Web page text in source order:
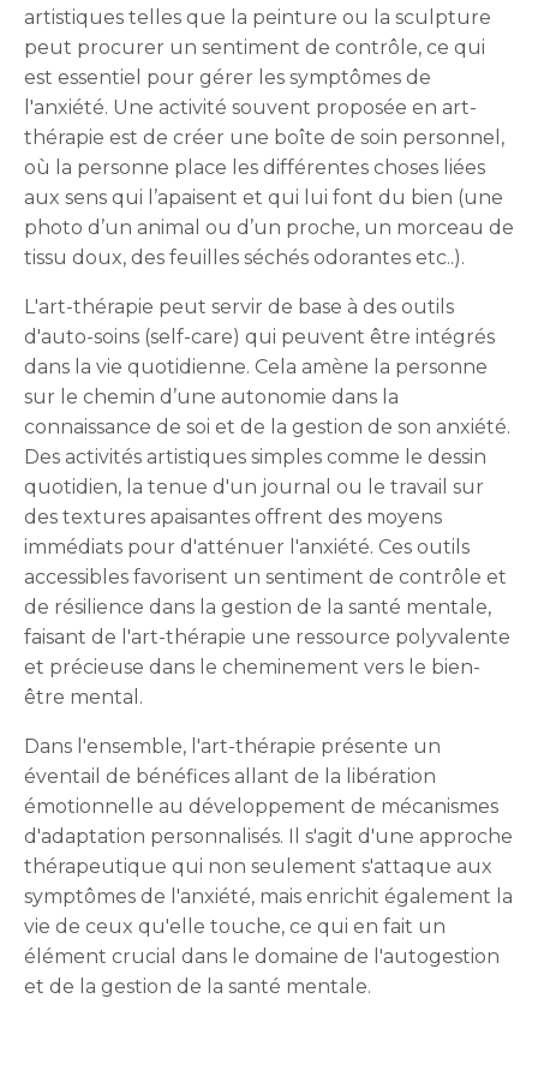
artistiques telles que la peinture ou la sculpture
peut procurer un sentiment de contrôle, ce qui
est essentiel pour gérer les symptômes de
l'anxiété. Une activité souvent proposée en art-
thérapie est de créer une boîte de soin personnel,
où la personne place les différentes choses liées
aux sens qui l’apaisent et qui lui font du bien (une
photo d’un animal ou d’un proche, un morceau de
tissu doux, des feuilles séchés odorantes etc..).
L'art-thérapie peut servir de base à des outils
d'auto-soins (self-care) qui peuvent être intégrés
dans la vie quotidienne. Cela amène la personne
sur le chemin d’une autonomie dans la
connaissance de soi et de la gestion de son anxiété.
Des activités artistiques simples comme le dessin
quotidien, la tenue d'un journal ou le travail sur
des textures apaisantes offrent des moyens
immédiats pour d'atténuer l'anxiété. Ces outils
accessibles favorisent un sentiment de contrôle et
de résilience dans la gestion de la santé mentale,
faisant de l'art-thérapie une ressource polyvalente
et précieuse dans le cheminement vers le bien-
être mental.
Dans l'ensemble, l'art-thérapie présente un
éventail de bénéfices allant de la libération
émotionnelle au développement de mécanismes
d'adaptation personnalisés. Il s'agit d'une approche
thérapeutique qui non seulement s'attaque aux
symptômes de l'anxiété, mais enrichit également la
vie de ceux qu'elle touche, ce qui en fait un
élément crucial dans le domaine de l'autogestion
et de la gestion de la santé mentale.